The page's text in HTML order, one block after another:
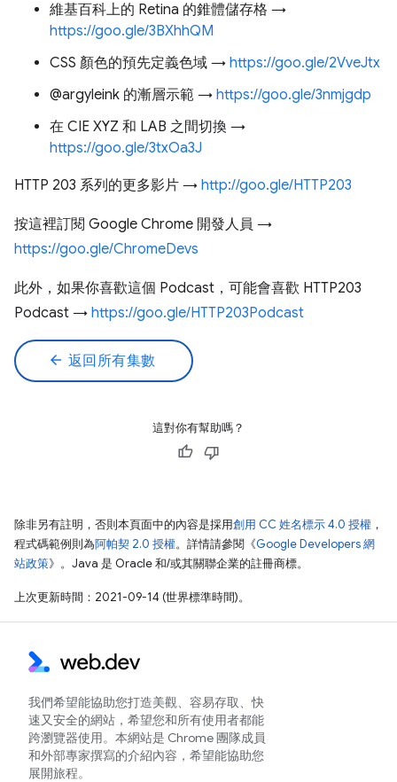
維基百科上的 Retina 的錐體儲存格 →
https://goo.gle/3BXhhQM
CSS 顏色的預先定義色域 → https://goo.gle/2VveJtx
@argyleink 的漸層示範 → https://goo.gle/3nmjgdp
在 CIE XYZ 和 LAB 之間切換 →
https://goo.gle/3txOa3J
HTTP 203 系列的更多影片 → http://goo.gle/HTTP203
按這裡訂閱 Google Chrome 開發人員 →
https://goo.gle/ChromeDevs
此外，如果你喜歡這個 Podcast，可能會喜歡 HTTP203
Podcast → https://goo.gle/HTTP203Podcast
arrow_back 返回所有集數
這對你有幫助嗎？
除非另有註明，否則本頁面中的內容是採用創用 CC 姓名標示 4.0 授權 ，
程式碼範例則為阿帕契 2.0 授權。詳情請參閱《Google Developers 網
站政策》。Java 是 Oracle 和/或其關聯企業的註冊商標。
上次更新時間：2021-09-14 (世界標準時間)。
我們希望能協助您打造美觀、容易存取、快
速又安全的網站，希望您和所有使用者都能
跨瀏覽器使用。本網站是 Chrome 團隊成員
和外部專家撰寫的介紹內容，希望能協助您
展開旅程。